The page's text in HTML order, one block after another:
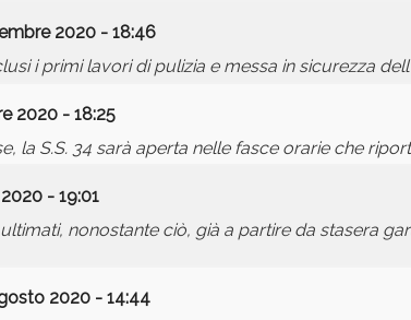
2020 - 18:46
i primi lavori di pulizia e messa in sicurezza
2020 - 18:25
S.S. 34 sarà aperta nelle fasce orarie che
- 19:01
nonostante ciò, già a partire da stasera
2020 - 14:44